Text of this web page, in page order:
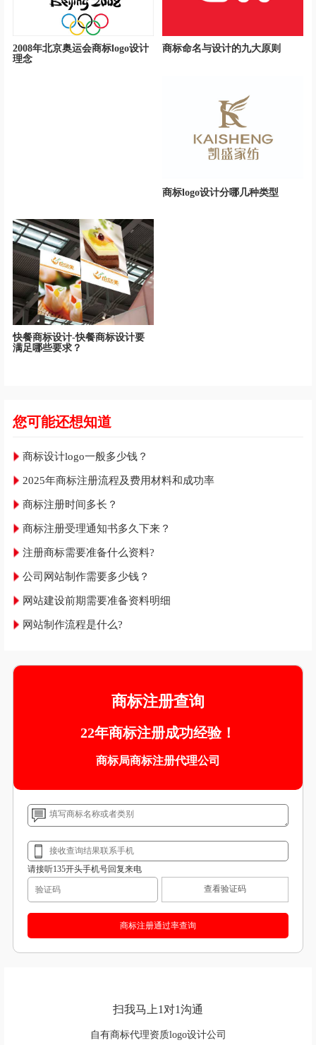
2008年北京奥运会商标logo设计
理念
商标命名与设计的九大原则
商标logo设计分哪几种类型
快餐商标设计-快餐商标设计要
满足哪些要求？
您可能还想知道
商标设计logo一般多少钱？
2025年商标注册流程及费用材料和成功率
商标注册时间多长？
商标注册受理通知书多久下来？
注册商标需要准备什么资料?
公司网站制作需要多少钱？
网站建设前期需要准备资料明细
网站制作流程是什么?
商标注册查询
22年商标注册成功经验！
商标局商标注册代理公司
请接听135开头手机号回复来电
查看验证码
扫我马上1对1沟通
自有商标代理资质logo设计公司